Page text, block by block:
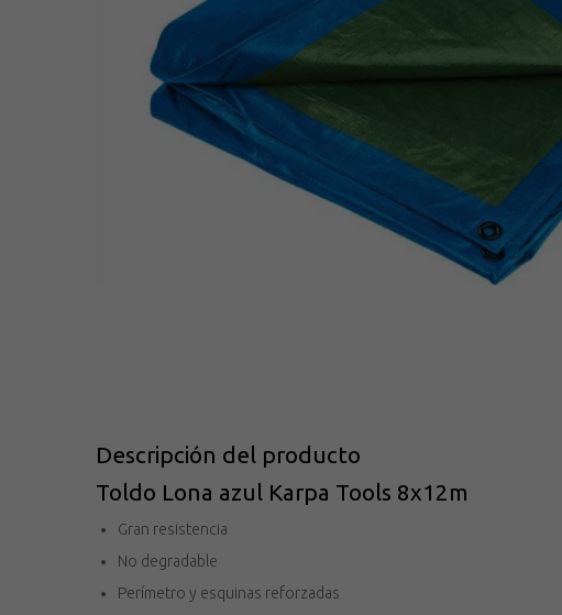
Descripción del producto
Toldo Lona azul Karpa Tools 8x12m
Gran resistencia
No degradable
Perímetro y esquinas reforzadas